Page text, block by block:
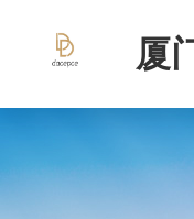
厦